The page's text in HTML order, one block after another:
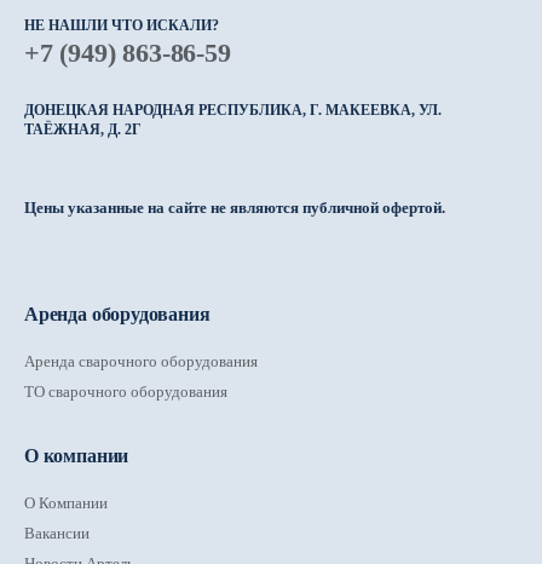
НЕ НАШЛИ ЧТО ИСКАЛИ?
+7 (949) 863-86-59
ДОНЕЦКАЯ НАРОДНАЯ РЕСПУБЛИКА, Г. МАКЕЕВКА, УЛ.
ТАЁЖНАЯ, Д. 2Г
Цены указанные на сайте не являются публичной офертой.
Аренда оборудования
Аренда сварочного оборудования
ТО сварочного оборудования
О компании
О Компании
Вакансии